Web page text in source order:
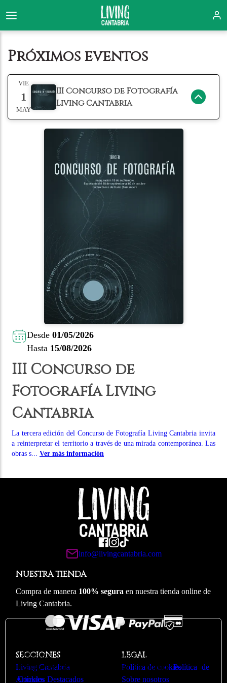
Próximos eventos
VIE
1
MAY
III Concurso de Fotografía
Living Cantabria
Desde 01/05/2026
Hasta 15/08/2026
III Concurso de
Fotografía Living
Cantabria
La tercera edición del Concurso de Fotografía Living Cantabria invita
a reinterpretar el territorio a través de una mirada contemporánea. Las
obras s... Ver más información
info@livingcantabria.com
NUESTRA TIENDA
Compra de manera 100% segura en nuestra tienda online de
Living Cantabria.
SECCIONES
Living Cantabria
Artículos Destacados
LEGAL
Política de cookies
Sobre nosotros
Utilizamos cookies para optimizar nuestro sitio web y
nuestro servicio. Puede ver más en nuestraPolítica de
Cookies